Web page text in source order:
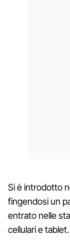
Si è introdotto
fingendosi un
entrato nelle
cellulari e tablet.